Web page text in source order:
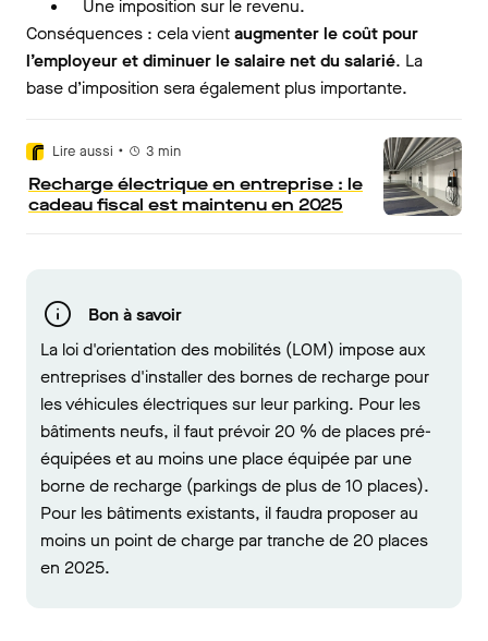
Une imposition sur le revenu.
Conséquences : cela vientaugmenter le coût pour
l’employeur et diminuer le salaire net du salarié. La
base d’imposition sera également plus importante.
Lire aussi • 3 min
Recharge électrique en entreprise : le
cadeau fiscal est maintenu en 2025
Bon à savoir
La loi d'orientation des mobilités (LOM) impose aux
entreprises d'installer des bornes de recharge pour
les véhicules électriques sur leur parking. Pour les
bâtiments neufs, il faut prévoir 20 % de places pré-
équipées et au moins une place équipée par une
borne de recharge (parkings de plus de 10 places).
Pour les bâtiments existants, il faudra proposer au
moins un point de charge par tranche de 20 places
en 2025.